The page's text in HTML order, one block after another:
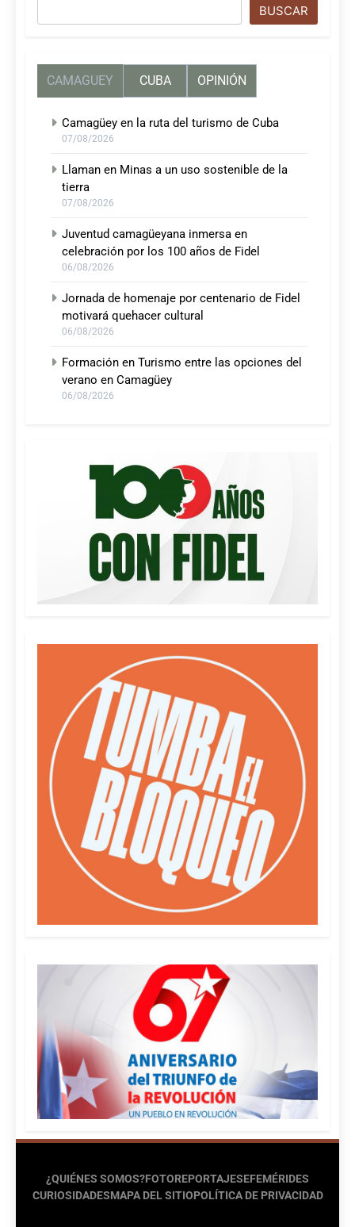
BUSCAR
CAMAGUEY CUBA OPINIÓN
Camagüey en la ruta del turismo de Cuba
07/08/2026
Llaman en Minas a un uso sostenible de la
tierra
07/08/2026
Juventud camagüeyana inmersa en
celebración por los 100 años de Fidel
06/08/2026
Jornada de homenaje por centenario de Fidel
motivará quehacer cultural
06/08/2026
Formación en Turismo entre las opciones del
verano en Camagüey
06/08/2026
¿QUIÉNES SOMOS?FOTOREPORTAJESEFEMÉRIDES
CURIOSIDADESMAPA DEL SITIOPOLÍTICA DE PRIVACIDAD